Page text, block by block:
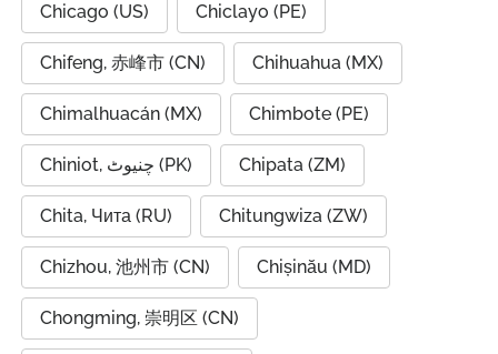
Chicago (US) Chiclayo (PE)
Chifeng, 赤峰市 (CN) Chihuahua (MX)
Chimalhuacán (MX) Chimbote (PE)
Chiniot, چنیوٹ (PK) Chipata (ZM)
Chita, Чита (RU) Chitungwiza (ZW)
Chizhou, 池州市 (CN) Chișinău (MD)
Chongming, 崇明区 (CN)